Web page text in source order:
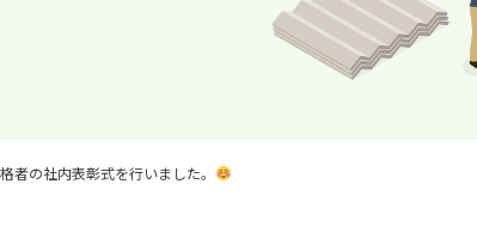
者の社内表彰式を行いました。